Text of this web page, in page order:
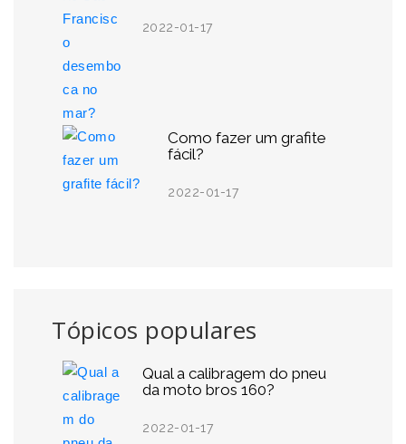
2022-01-17
Como fazer um grafite
fácil?
2022-01-17
Tópicos populares
Qual a calibragem do pneu
da moto bros 160?
2022-01-17